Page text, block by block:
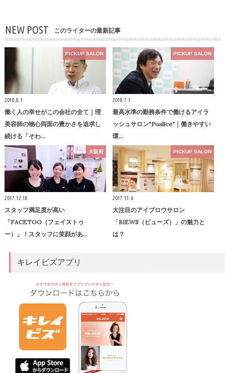
NEW POST このライターの最新記事
PICKUP SALON
2018.8.1
働く人の幸せがこの会社の全て｜理
美容師の物心両面の豊かさを追求し
続ける「そわ…
PICKUP SALON
2018.7.1
最高水準の勤務条件で働けるアイラ
ッシュサロン"Pualice"｜働きやすい
環…
大阪府
2017.12.18
スタッフ満足度が高い
「FACETOO（フェイストゥ
ー）」！スタッフに笑顔があ…
PICKUP SALON
2017.11.6
大注目のアイブロウサロン
「BIEWS（ビューズ）」の魅力と
は？
キレイビズアプリ